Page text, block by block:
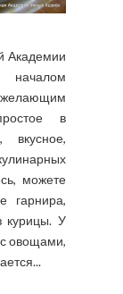
Академии
началом
в
вкусное,
можете
гарнира,
курицы. У
овощами,